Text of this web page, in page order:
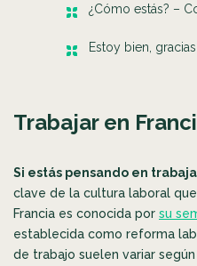
¿Cómo estás? –
Estoy bien,
Trabajar en
Si estás pensando en
clave de la cultura laboral
Francia es conocida por su
establecida como reforma
de trabajo suelen variar